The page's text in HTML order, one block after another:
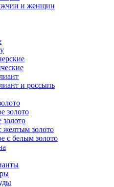
и женщин
и россыпь
золото
золото
желтым золото
с белым золото